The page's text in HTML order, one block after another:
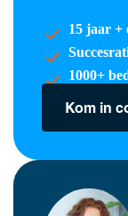
15 jaar +
1000+
Kom in